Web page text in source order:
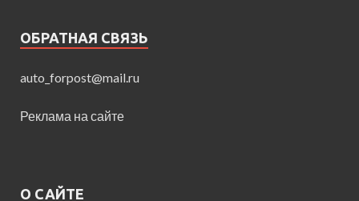
ОБРАТНАЯ СВЯЗЬ
auto_forpost@mail.ru
Реклама на сайте
О САЙТЕ